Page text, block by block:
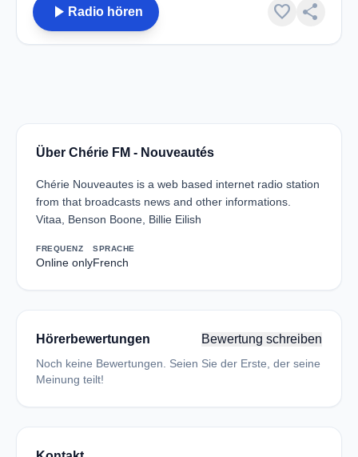
play_arrow Radio hören favorite share
Über Chérie FM - Nouveautés
Chérie Nouveautes is a web based internet radio station
from that broadcasts news and other informations.
Vitaa, Benson Boone, Billie Eilish
FREQUENZ
Online only
SPRACHE
French
Hörerbewertungen Bewertung schreiben
Noch keine Bewertungen. Seien Sie der Erste, der seine
Meinung teilt!